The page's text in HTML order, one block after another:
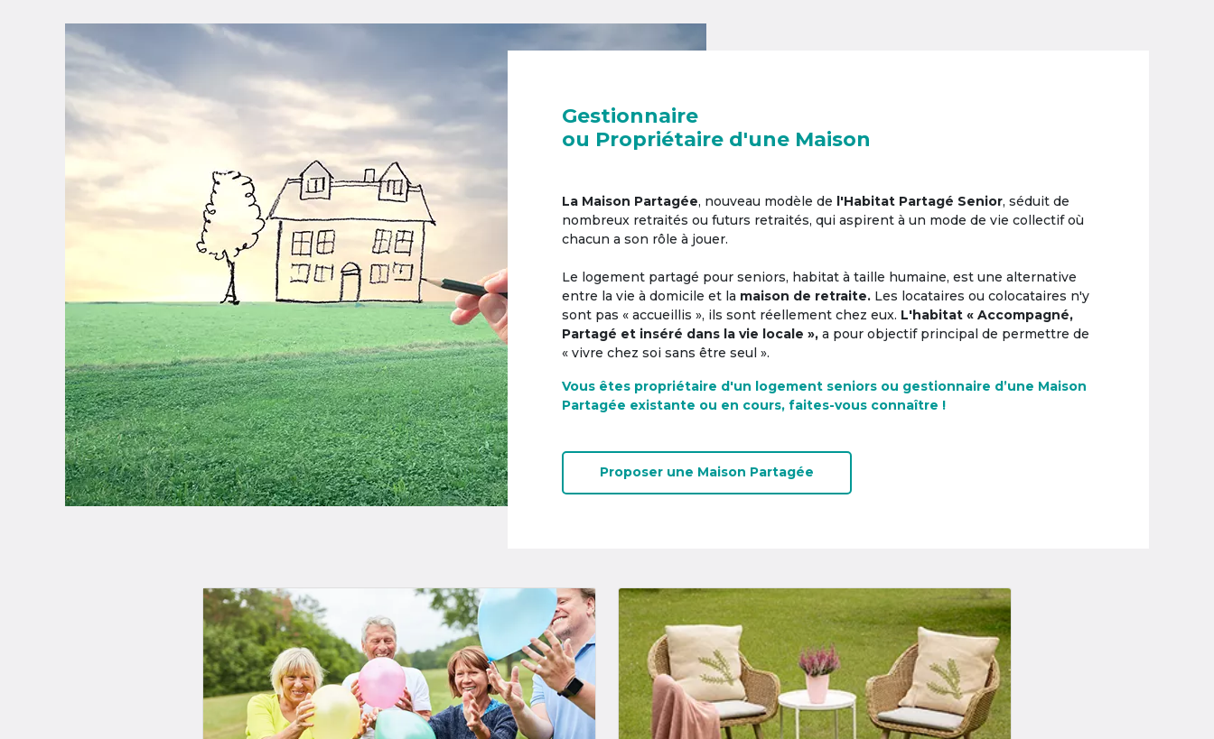
Gestionnaire
ou Propriétaire d'une Maison
La Maison Partagée, nouveau modèle de l'Habitat Partagé Senior, séduit de
nombreux retraités ou futurs retraités, qui aspirent à un mode de vie collectif où
chacun a son rôle à jouer.
Le logement partagé pour seniors, habitat à taille humaine, est une alternative
entre la vie à domicile et la maison de retraite. Les locataires ou colocataires n'y
sont pas « accueillis », ils sont réellement chez eux. L'habitat « Accompagné,
Partagé et inséré dans la vie locale », a pour objectif principal de permettre de
« vivre chez soi sans être seul ».
Vous êtes propriétaire d'un logement seniors ou gestionnaire d’une Maison
Partagée existante ou en cours, faites-vous connaître !
Proposer une Maison Partagée